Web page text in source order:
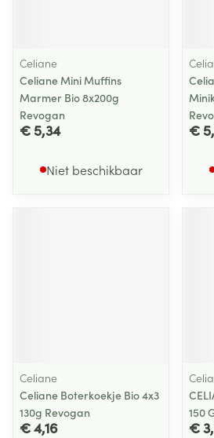
Celiane
Celiane Mini Muffins
Marmer Bio 8x200g
Revogan
€ 5,34
Niet beschikbaar
€
Celiane
Celiane Boterkoekje Bio 4x3
130g Revogan
€ 4,16
150
€